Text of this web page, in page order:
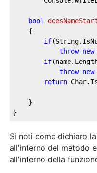
bool
if
throw new
if
throw new
return
}
Si noti come dichiaro
all'interno del metodo
all'interno della